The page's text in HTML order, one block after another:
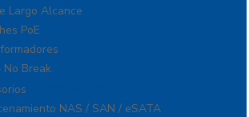
Largo Alcance
PoE
No Break
/ Almacenamiento
NAS / SAN / eSATA